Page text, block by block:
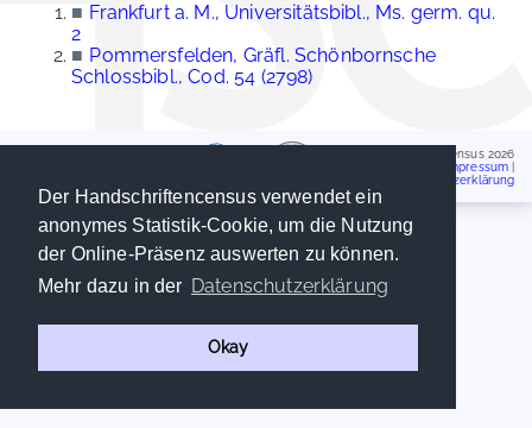
Der Handschriftencensus verwendet ein
anonymes Statistik-Cookie, um die Nutzung
der Online-Präsenz auswerten zu können.
Mehr dazu in der Datenschutzerklärung
Okay
■ Frankfurt a. M., Universitätsbibl., Ms. germ. qu.
2
■ Pommersfelden, Gräfl. Schönbornsche
Schlossbibl., Cod. 54 (2798)
Handschriftencensus 2026
Impressum
Datenschutzerklärung